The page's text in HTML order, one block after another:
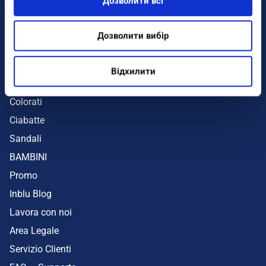
Дозволити вибір
Відхилити
UOMO
Colorati
Ciabatte
Sandali
BAMBINI
Promo
Inblu Blog
Lavora con noi
Area Legale
Servizio Clienti